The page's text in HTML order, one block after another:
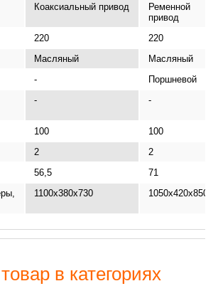
Коаксиальный привод
Ременной
привод
220
220
Масляный
Масляный
-
Поршневой
- -
100
100
2
2
56,5
71
1100х380х730 1050x420x850
в категориях